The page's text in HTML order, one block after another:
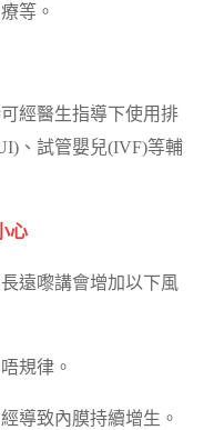
等。
經醫生指導下使用排
、試管嬰兒(IVF)等輔
心
遠嚟講會增加以下風
規律。
導致內膜持續增生。